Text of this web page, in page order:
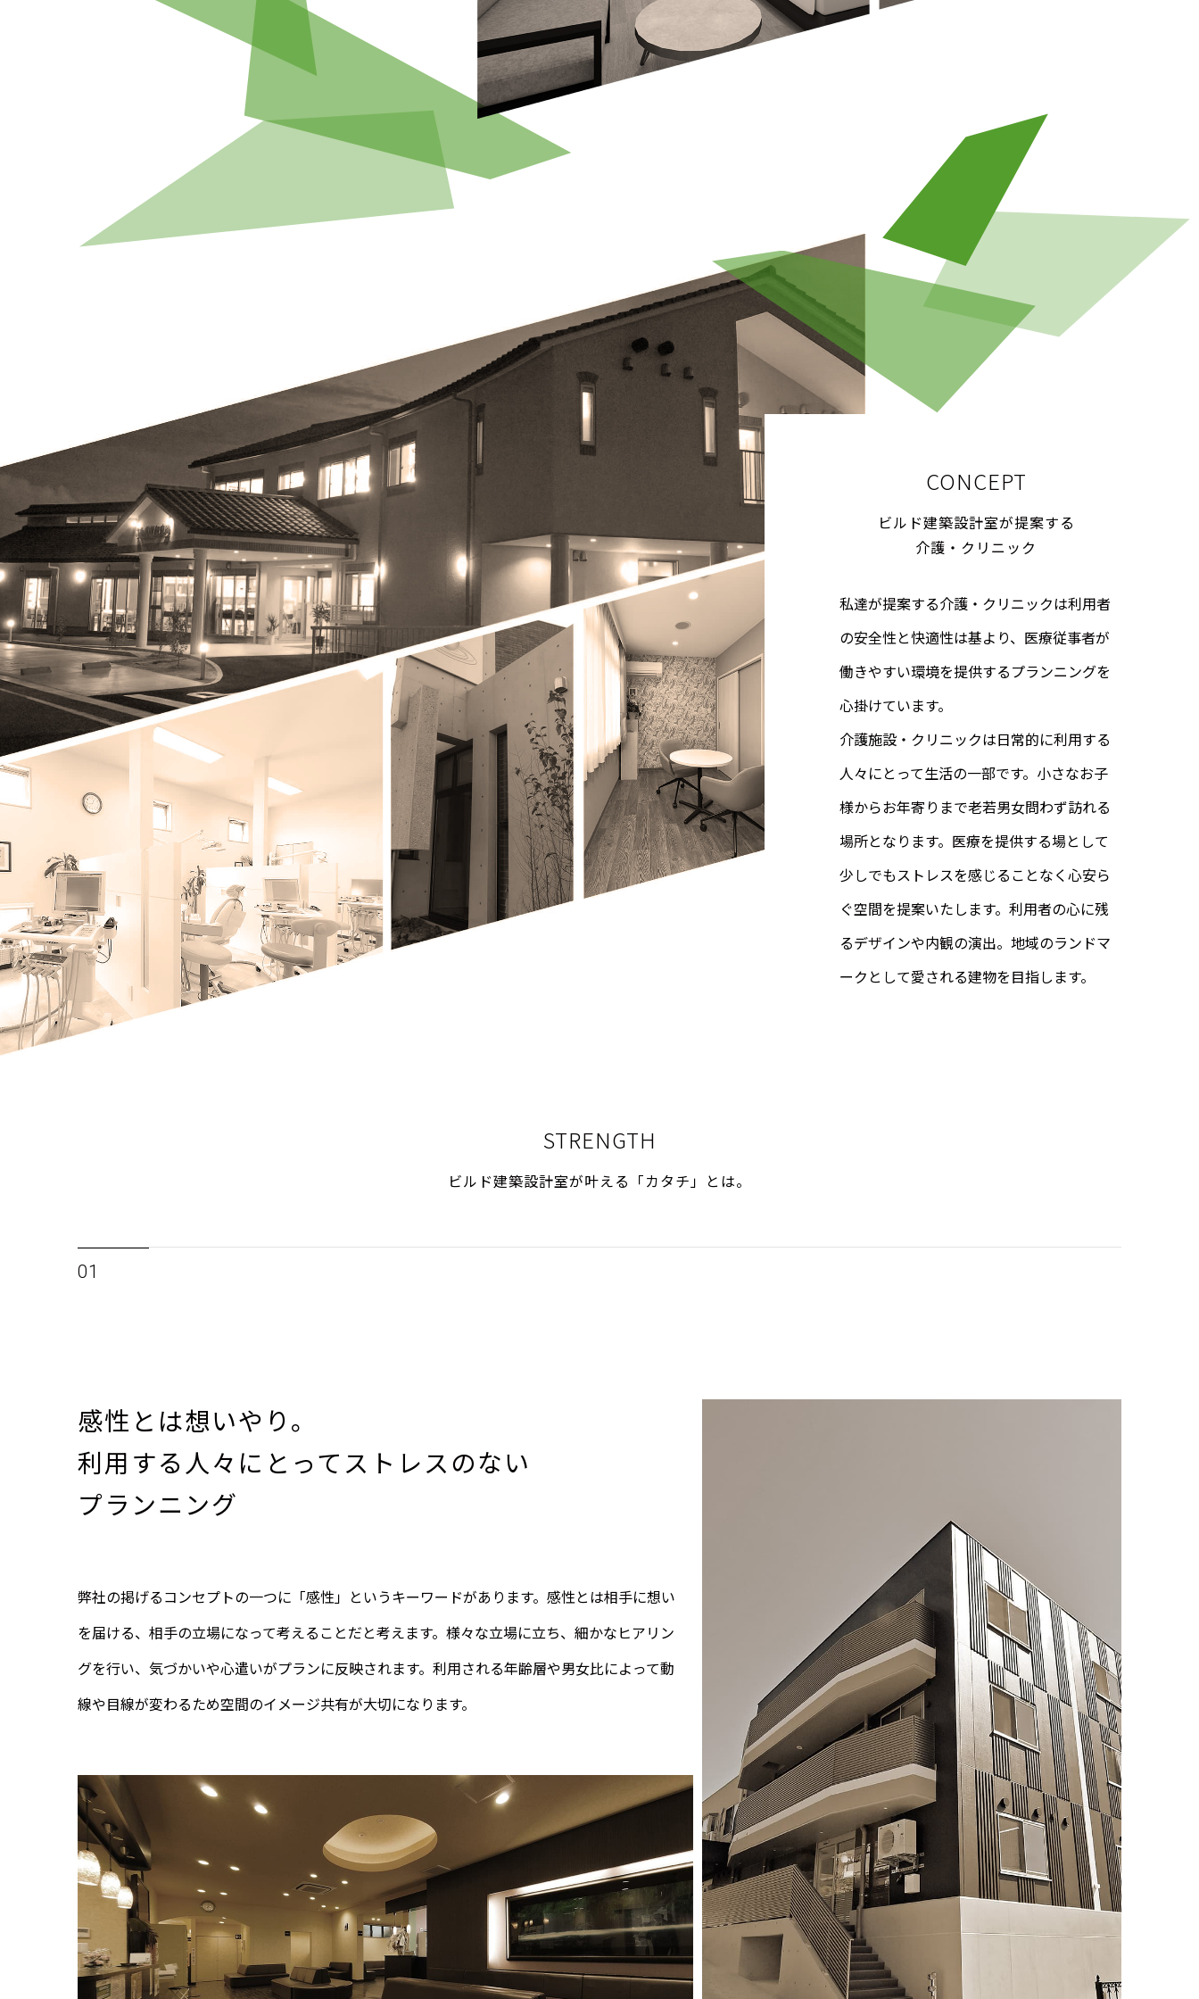
CONCEPT
ビルド建築設計室が提案する
介護・クリニック
私達が提案する介護・クリニックは利用者
の安全性と快適性は基より、医療従事者が
働きやすい環境を提供するプランニングを
心掛けています。
介護施設・クリニックは日常的に利用する
人々にとって生活の一部です。小さなお子
様からお年寄りまで老若男女問わず訪れる
場所となります。医療を提供する場として
少しでもストレスを感じることなく心安ら
ぐ空間を提案いたします。利用者の心に残
るデザインや内観の演出。地域のランドマ
ークとして愛される建物を目指します。
STRENGTH
ビルド建築設計室が叶える 「カタチ」とは。
01
感性とは想いやり。
利用する人々にとって ストレスのない
プランニング
弊社の掲げるコンセプトの一つに「感性」というキーワードがあります。感性とは相手に想い
を届ける、相手の立場になって考えることだと考えます。様々な立場に立ち、細かなヒアリン
グを行い、気づかいや心遣いがプランに反映されます。利用される年齢層や男女比によって動
線や目線が変わるため空間のイメージ共有が大切になります。